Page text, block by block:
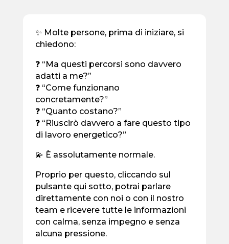
✨ Molte persone, prima di iniziare, si
chiedono:
❓ “Ma questi percorsi sono davvero
adatti a me?”
❓ “Come funzionano
concretamente?”
❓ “Quanto costano?”
❓ “Riuscirò davvero a fare questo tipo
di lavoro energetico?”
💫 È assolutamente normale.
Proprio per questo, cliccando sul
pulsante qui sotto, potrai parlare
direttamente con noi o con il nostro
team e ricevere tutte le informazioni
con calma, senza impegno e senza
alcuna pressione.